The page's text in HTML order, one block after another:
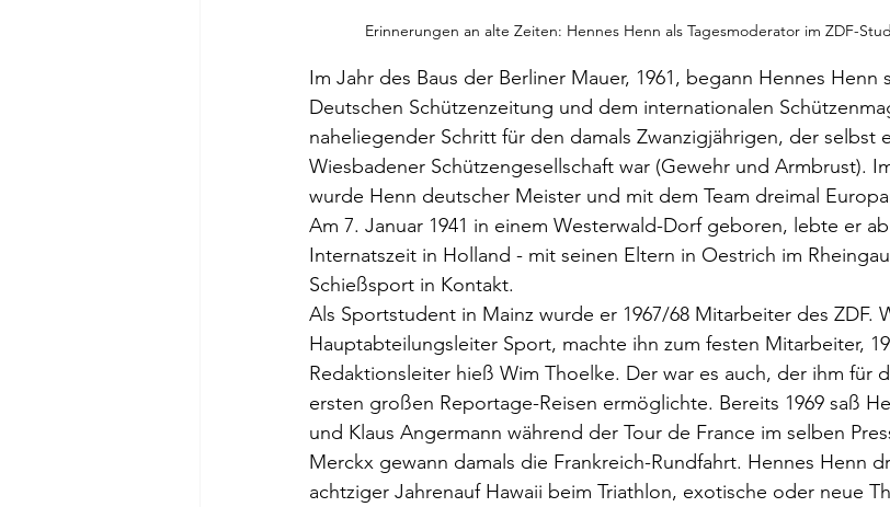
Erinnerungen an alte Zeiten: Hennes Henn als Tagesmoderator im ZDF-
Im Jahr des Baus der Berliner Mauer, 1961, begann Hennes
Deutschen Schützenzeitung und dem internationalen
naheliegender Schritt für den damals Zwanzigjährigen, der selbst
Wiesbadener Schützengesellschaft war (Gewehr und Armbrust).
wurde Henn deutscher Meister und mit dem Team dreimal
Am 7. Januar 1941 in einem Westerwald-Dorf geboren, lebte er
Internatszeit in Holland - mit seinen Eltern in Oestrich im
Schießsport in Kontakt.
Als Sportstudent in Mainz wurde er 1967/68 Mitarbeiter des ZDF.
Hauptabteilungsleiter Sport, machte ihn zum festen Mitarbeiter,
Redaktionsleiter hieß Wim Thoelke. Der war es auch, der ihm für
ersten großen Reportage-Reisen ermöglichte. Bereits 1969 saß
und Klaus Angermann während der Tour de France im selben
Merckx gewann damals die Frankreich-Rundfahrt. Hennes Henn
achtziger Jahrenauf Hawaii beim Triathlon, exotische oder neue